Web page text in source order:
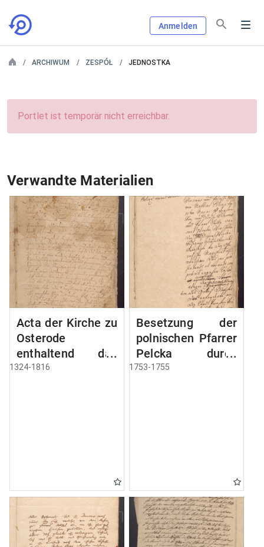
Anmelden
ARCHIWUM ZESPÓŁ JEDNOSTKA
Portlet ist temporär nicht erreichbar.
Verwandte Materialien
Acta der Kirche zu
Osterode
enthaltend das
Privilegium der
1324-1816
Besetzung der
polnischen Pfarrer
Pelcka durch
Roektor Rhode
1753-1755